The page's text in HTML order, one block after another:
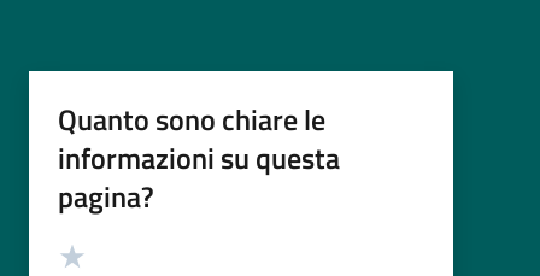
Quanto sono chiare le
informazioni su questa
pagina?
Valutazione